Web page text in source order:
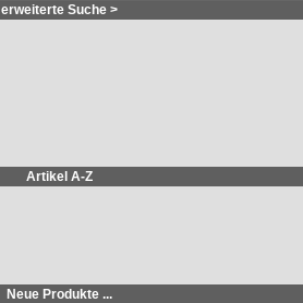
erweiterte Suche >
Artikel A-Z
Neue Produkte ...